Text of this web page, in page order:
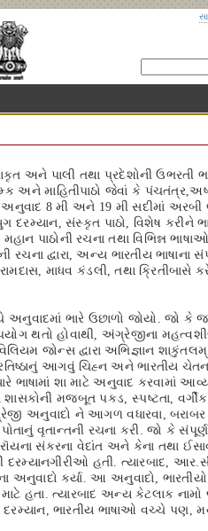
અને પાલી તથા પ્રદેશોની ઉભરતી
અને માહિતીપાઠો જેવાં કે
8 મી અને 19 મી સદીમાં અરબી
દરમ્યાન, સંસ્કૃત પાઠો, વિશેષ કરીને
મહાન પાઠોની રચના તથા વિભિન્ન
દ્વારા, અન્ય ભારતીય ભાષાના
માધવ કંડલી, તથા ક્રિતીબાસે
અનુવાદમાં ભારે ઉછાળો જોયો. જો કે
થતો હોવાથી, અંગ્રેજીના
જોન્સ દ્વારા અભિજ્ઞાન
આગવું ચિહ્ન અને ભારતીય
શા માટે અનુવાદ કરવામાં
શાસકોની મજબૂત પકડ, સ્પષ્ટતા,
અનુવાદો ને આગળ વધારવા, બરાબર
વૃતાન્તની રચના કરી. જો કે
સંકરના વેદાંત અને કેના તથા
દરમ્યાનગીરીઓ હતી. ત્યારબાદ,
અનુવાદો કર્યા. આ અનુવાદો,
હતા. ત્યારબાદ અન્ય કેટલાક
ભારતીય ભાષાઓ વચ્ચે પણ,